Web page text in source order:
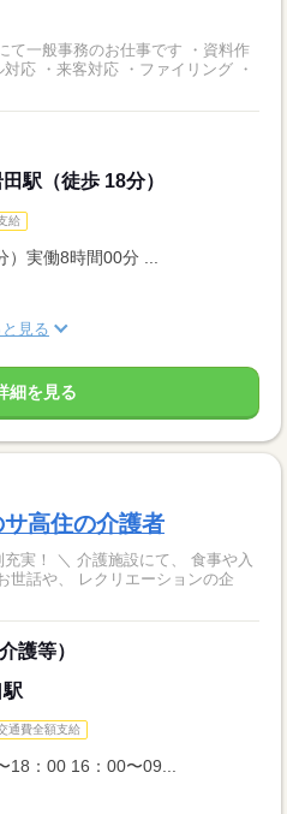
事務のお仕事です ・資料作
応 ・来客対応 ・ファイリング ・
駅（徒歩 18分）
給
実働8時間00分 ...
と見る
細を見る
高住の介護者
て、 食事や入
世話や、 レクリエーションの企
護等）
通費全額支給
：00 16：00〜09...